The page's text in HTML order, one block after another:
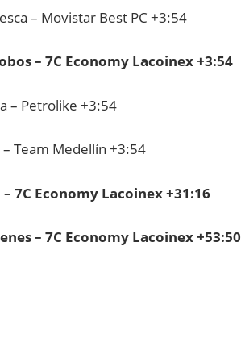
– Movistar Best PC +3:54
– 7C Economy Lacoinex +3:54
– Petrolike +3:54
Team Medellín +3:54
7C Economy Lacoinex +31:16
– 7C Economy Lacoinex +53:50